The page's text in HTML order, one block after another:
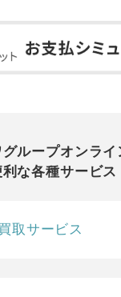
ループオンライ
利な各種サービス
取サービス